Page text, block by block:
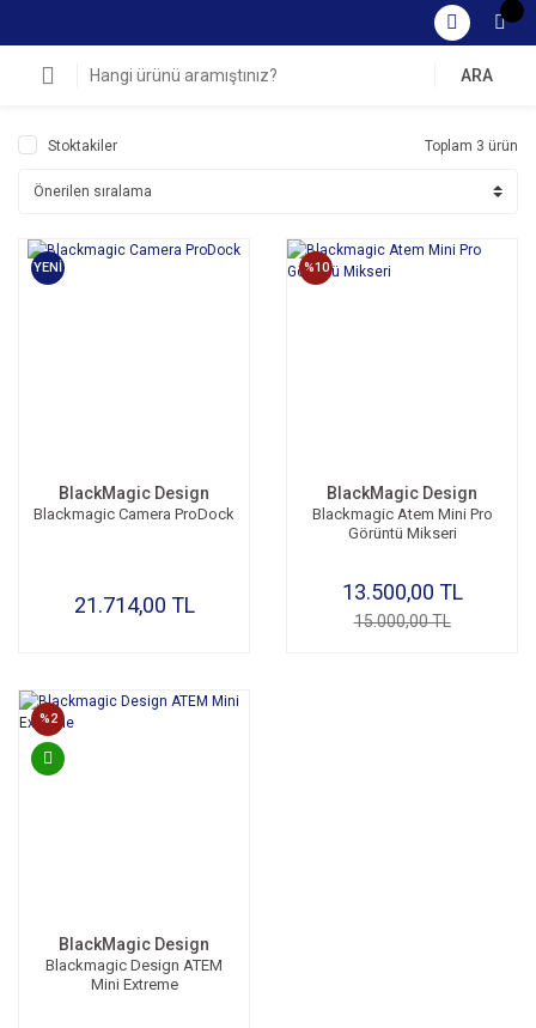
ARA
Stoktakiler Toplam 3 ürün
YENİ
BlackMagic Design
Blackmagic Camera ProDock
21.714,00 TL
%10
BlackMagic Design
Blackmagic Atem Mini Pro
Görüntü Mikseri
13.500,00 TL
15.000,00 TL
%2
BlackMagic Design
Blackmagic Design ATEM
Mini Extreme